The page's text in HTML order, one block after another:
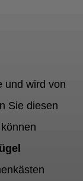
und wird von
Sie diesen